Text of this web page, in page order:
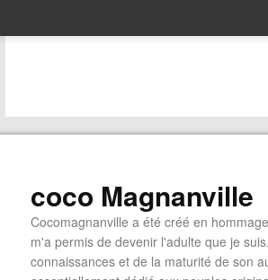
coco Magnanville
Cocomagnanville a été créé en
m'a permis de devenir l'adulte que je
connaissances et de la maturité de son